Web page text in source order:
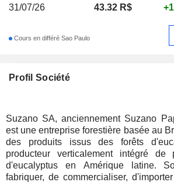
Profil Société
Suzano SA, anciennement Suzano
est une entreprise forestière basée au
des produits issus des forêts
producteur verticalement intégré
d'eucalyptus en Amérique latine.
fabriquer, de commercialiser,
31/07/26
43.32 R$
Cours en différé Sao Paulo